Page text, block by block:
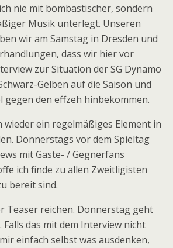
nie mit bombastischer, sondern
Musik unterlegt. Unseren
wir am Samstag in Dresden und
dass wir hier vor
zur Situation der SG Dynamo
Gelben auf die Saison und
gegen den effzeh hinbekommen.
wieder ein regelmäßiges Element in
Donnerstags vor dem Spieltag
mit Gäste- / Gegnerfans
ich finde zu allen Zweitligisten
bereit sind.
Teaser reichen. Donnerstag geht
Falls das mit dem Interview nicht
einfach selbst was ausdenken,